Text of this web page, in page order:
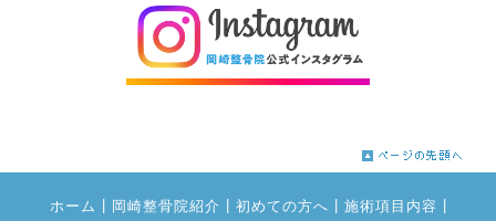
ホーム 岡崎整骨院紹介 初めての方へ 施術項目内容